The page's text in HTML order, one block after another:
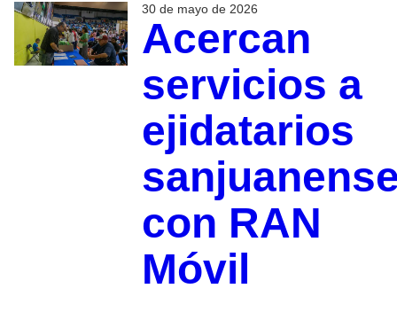
30 de mayo de 2026
Acercan
servicios a
ejidatarios
con RAN
Móvil